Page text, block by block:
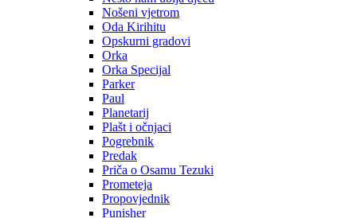
Nošeni vjetrom
Oda Kirihitu
Opskurni gradovi
Orka
Orka Specijal
Parker
Paul
Planetarij
Plašt i očnjaci
Pogrebnik
Predak
Priča o Osamu Tezuki
Prometeja
Propovjednik
Punisher